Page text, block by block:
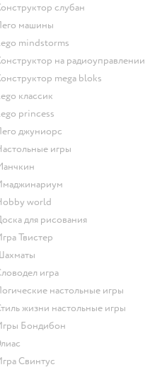
Конструктор слубан
Лего машины
Lego mindstorms
Конструктор на радиоуправлении
Конструктор mega bloks
Lego классик
Lego princess
Лего джуниорс
Настольные игры
Манчкин
Имаджинариум
Hobby world
Доска для рисования
Игра Твистер
Шахматы
Словодел игра
Логические настольные игры
Стиль жизни настольные игры
Игры Бондибон
Элиас
Игра Свинтус